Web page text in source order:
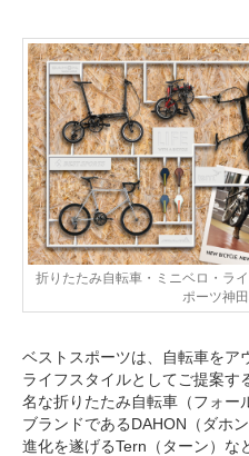
折りたたみ自転車・ミニベロ・ラ
ポーツ神田
ベストスポーツは、自転車をア
ライフスタイルとしてご提案す
名な折りたたみ自転車（フォー
ブランドであるDAHON（ダホ
進化を遂げるTern（ターン）な